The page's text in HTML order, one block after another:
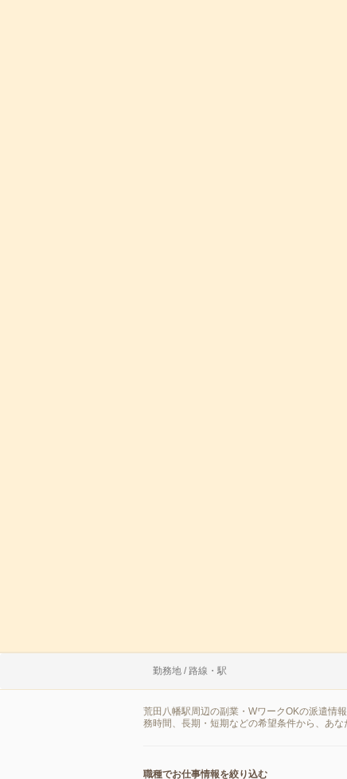
勤務地 / 路線・駅
荒田八幡駅周辺の副業・WワークOKの派遣情
務時間、長期・短期などの希望条件から、あな
職種でお仕事情報を絞り込む